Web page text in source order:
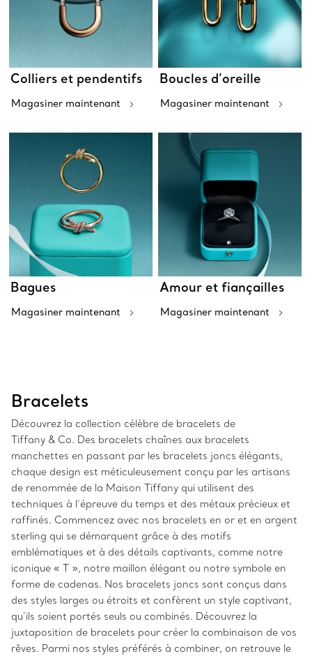
Colliers et pendentifs
Magasiner maintenant
Boucles d’oreille
Magasiner maintenant
Bagues
Magasiner maintenant
Amour et fiançailles
Magasiner maintenant
Bracelets
Découvrez la collection célèbre de bracelets de
Tiffany & Co. Des bracelets chaînes aux bracelets
manchettes en passant par les bracelets joncs élégants,
chaque design est méticuleusement conçu par les artisans
de renommée de la Maison Tiffany qui utilisent des
techniques à l’épreuve du temps et des métaux précieux et
raffinés. Commencez avec nos bracelets en or et en argent
sterling qui se démarquent grâce à des motifs
emblématiques et à des détails captivants, comme notre
iconique « T », notre maillon élégant ou notre symbole en
forme de cadenas. Nos bracelets joncs sont conçus dans
des styles larges ou étroits et confèrent un style captivant,
qu’ils soient portés seuls ou combinés. Découvrez la
juxtaposition de bracelets pour créer la combinaison de vos
rêves. Parmi nos styles préférés à combiner, on retrouve le